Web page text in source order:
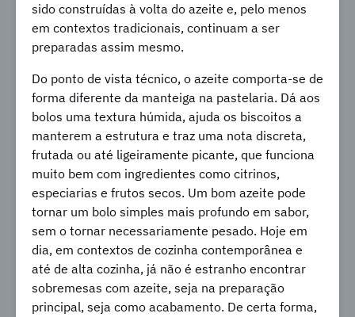
sido construídas à volta do azeite e, pelo menos
em contextos tradicionais, continuam a ser
preparadas assim mesmo.
Do ponto de vista técnico, o azeite comporta-se de
forma diferente da manteiga na pastelaria. Dá aos
bolos uma textura húmida, ajuda os biscoitos a
manterem a estrutura e traz uma nota discreta,
frutada ou até ligeiramente picante, que funciona
muito bem com ingredientes como citrinos,
especiarias e frutos secos. Um bom azeite pode
tornar um bolo simples mais profundo em sabor,
sem o tornar necessariamente pesado. Hoje em
dia, em contextos de cozinha contemporânea e
até de alta cozinha, já não é estranho encontrar
sobremesas com azeite, seja na preparação
principal, seja como acabamento. De certa forma,